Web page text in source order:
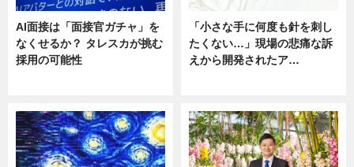
AI面接は「面接官ガチャ」を
なくせるか？ タレスカが挑む
採用の可能性
「小さな手に何度も針を刺し
たくない…」現場の悲痛な訴
えから開発されたア…